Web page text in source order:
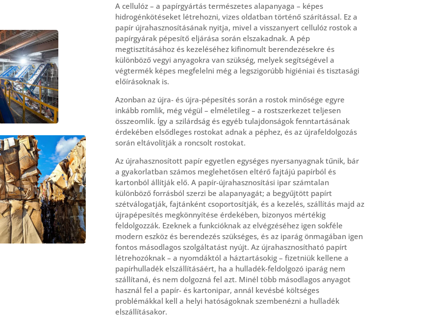
A cellulóz – a papírgyártás természetes alapanyaga – képes
hidrogénkötéseket létrehozni, vizes oldatban történő szárítással. Ez a
papír újrahasznosításának nyitja, mivel a visszanyert cellulóz rostok a
papírgyárak pépesítő eljárása során elszakadnak. A pép
megtisztításához és kezeléséhez kifinomult berendezésekre és
különböző vegyi anyagokra van szükség, melyek segítségével a
végtermék képes megfelelni még a legszigorúbb higiéniai és tisztasági
előírásoknak is.
Azonban az újra- és újra-pépesítés során a rostok minősége egyre
inkább romlik, még végül – elméletileg – a rostszerkezet teljesen
összeomlik. Így a szilárdság és egyéb tulajdonságok fenntartásának
érdekében elsődleges rostokat adnak a péphez, és az újrafeldolgozás
során eltávolítják a roncsolt rostokat.
Az újrahasznosított papír egyetlen egységes nyersanyagnak tűnik, bár
a gyakorlatban számos meglehetősen eltérő fajtájú papírból és
kartonból állítják elő. A papír-újrahasznosítási ipar számtalan
különböző forrásból szerzi be alapanyagát; a begyűjtött papírt
szétválogatják, fajtánként csoportosítják, és a kezelés, szállítás majd az
újrapépesítés megkönnyítése érdekében, bizonyos mértékig
feldolgozzák. Ezeknek a funkcióknak az elvégzéséhez igen sokféle
modern eszköz és berendezés szükséges, és az iparág önmagában igen
fontos másodlagos szolgáltatást nyújt. Az újrahasznosítható papírt
létrehozóknak – a nyomdáktól a háztartásokig – fizetniük kellene a
papírhulladék elszállításáért, ha a hulladék-feldolgozó iparág nem
szállítaná, és nem dolgozná fel azt. Minél több másodlagos anyagot
használ fel a papír- és kartonipar, annál kevésbé költséges
problémákkal kell a helyi hatóságoknak szembenézni a hulladék
elszállításakor.